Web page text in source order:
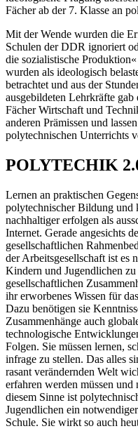
Fächer ab der 7. Klasse an
Mit der Wende wurden die
Schulen der DDR ignoriert
die sozialistische
wurden als ideologisch
betrachtet und aus der
ausgebildeten Lehrkräfte
Fächer Wirtschaft und
anderen Prämissen und
polytechnischen Unterrichts
POLYTECHIK
Lernen an praktischen
polytechnischer Bildung und
nachhaltiger erfolgen als
Internet. Gerade angesichts
gesellschaftlichen
der Arbeitsgesellschaft ist es
Kindern und Jugendlichen
gesellschaftlichen
ihr erworbenes Wissen für
Dazu benötigen sie
Zusammenhänge auch
technologische
Folgen. Sie müssen lernen,
infrage zu stellen. Das alles
rasant verändernden Welt
erfahren werden müssen
diesem Sinne ist
Jugendlichen ein
Schule. Sie wirkt so auch